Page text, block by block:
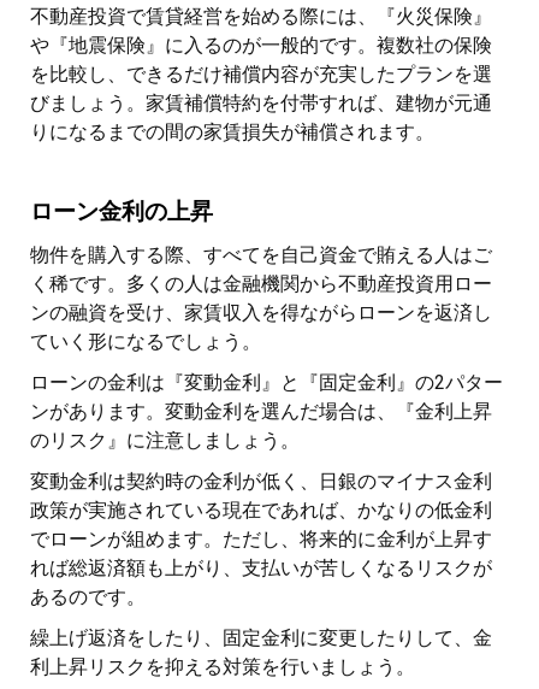
不動産投資で賃貸経営を始める際には、『火災保険』
や『地震保険』に入るのが一般的です。複数社の保険
を比較し、できるだけ補償内容が充実したプランを選
びましょう。家賃補償特約を付帯すれば、建物が元通
りになるまでの間の家賃損失が補償されます。
ローン金利の上昇
物件を購入する際、すべてを自己資金で賄える人はご
く稀です。多くの人は金融機関から不動産投資用ロー
ンの融資を受け、家賃収入を得ながらローンを返済し
ていく形になるでしょう。
ローンの金利は『変動金利』と『固定金利』の2パター
ンがあります。変動金利を選んだ場合は、『金利上昇
のリスク』に注意しましょう。
変動金利は契約時の金利が低く、日銀のマイナス金利
政策が実施されている現在であれば、かなりの低金利
でローンが組めます。ただし、将来的に金利が上昇す
れば総返済額も上がり、支払いが苦しくなるリスクが
あるのです。
繰上げ返済をしたり、固定金利に変更したりして、金
利上昇リスクを抑える対策を行いましょう。